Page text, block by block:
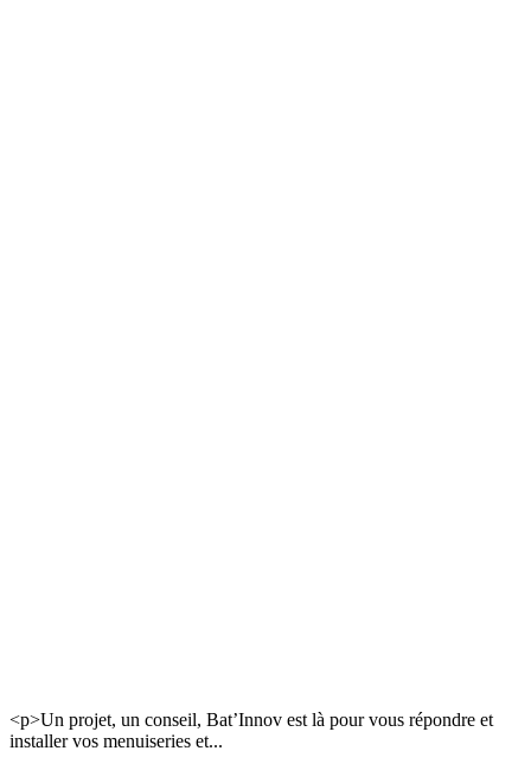
<p>Un projet, un conseil, Bat’Innov est là pour vous répondre et
installer vos menuiseries et...